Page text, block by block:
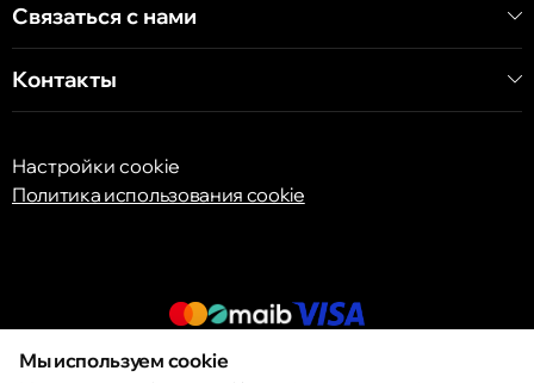
Связаться с нами
Контакты
Настройки cookie
Политика использования cookie
© 2013 – 2026 ECOM
Мы используем cookie